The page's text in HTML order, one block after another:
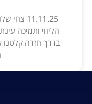
הליווי ותמיכה
בדרך חזרה